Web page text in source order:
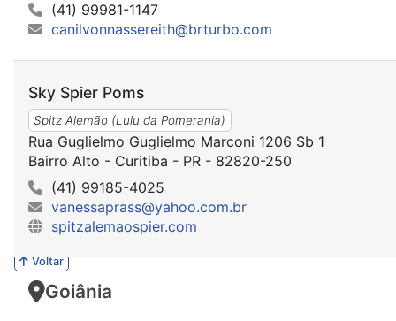
(41) 99981-1147
canilvonnassereith@brturbo.com
Sky Spier Poms
Spitz Alemão (Lulu da Pomerania)
Rua Guglielmo Guglielmo Marconi 1206 Sb 1
Bairro Alto - Curitiba - PR - 82820-250
(41) 99185-4025
vanessaprass@yahoo.com.br
spitzalemaospier.com
Voltar
Goiânia